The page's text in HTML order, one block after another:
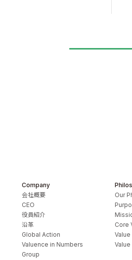
Company
会社概要
CEO
役員紹介
沿革
Global Action
Valuence in Numbers
Group
Our
Core
Value